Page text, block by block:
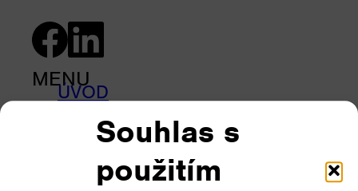
Souhlas s
použitím
ÚVOD
PRODUKTY
KALKULACE
REFERENCE
MENU
Produkty